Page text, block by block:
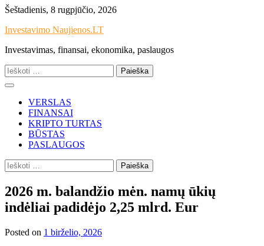
Skip
content
Šeštadienis, 8 rugpjūčio, 2026
Investavimo Naujienos.LT
Investavimas, finansai, ekonomika, paslaugos
Ieškoti:
VERSLAS
FINANSAI
KRIPTO TURTAS
BŪSTAS
PASLAUGOS
Ieškoti:
2026 m. balandžio mėn. namų ūkių
indėliai padidėjo 2,25 mlrd. Eur
Posted on 1 birželio, 2026